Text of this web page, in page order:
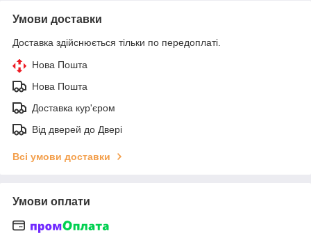
Умови доставки
Доставка здійснюється тільки по передоплаті.
Нова Пошта
Нова Пошта
Доставка кур'єром
Від дверей до Двері
Всі умови доставки
Умови оплати